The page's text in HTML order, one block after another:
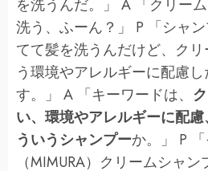
を洗うんだ。」 A 「クリー
洗う、ふーん？」 P 「シャ
てて髪を洗うんだけど、ク
う環境やアレルギーに配慮
す。」 A 「キーワードは、
い、環境やアレルギーに配
ういうシャンプーか。」 P
（MIMURA）クリームシャ